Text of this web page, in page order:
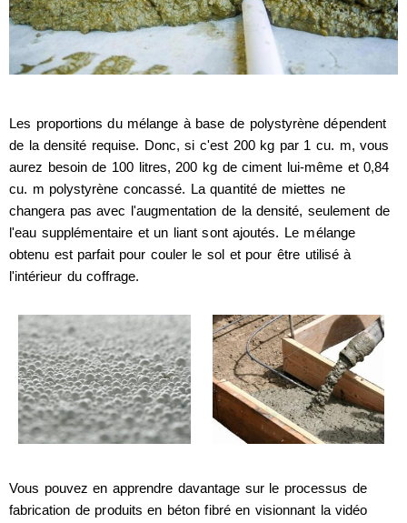
Les proportions du mélange à base de polystyrène dépendent
de la densité requise. Donc, si c'est 200 kg par 1 cu. m, vous
aurez besoin de 100 litres, 200 kg de ciment lui-même et 0,84
cu. m polystyrène concassé. La quantité de miettes ne
changera pas avec l'augmentation de la densité, seulement de
l'eau supplémentaire et un liant sont ajoutés. Le mélange
obtenu est parfait pour couler le sol et pour être utilisé à
l'intérieur du coffrage.
Vous pouvez en apprendre davantage sur le processus de
fabrication de produits en béton fibré en visionnant la vidéo